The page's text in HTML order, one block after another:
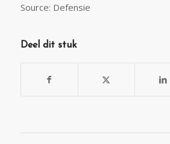
Source: Defensie
Deel dit stuk